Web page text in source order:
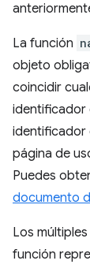
La función
objeto
coincidir
identificador
identificador
página de
Puedes
documento
Los
función